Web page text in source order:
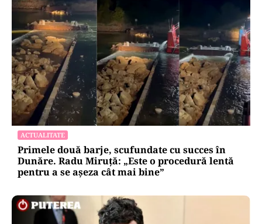
ACTUALITATE
Primele două barje, scufundate cu succes în
Dunăre. Radu Miruță: „Este o procedură lentă
pentru a se așeza cât mai bine”